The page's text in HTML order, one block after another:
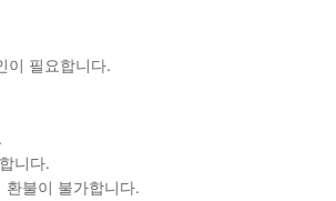
이 필요합니다.
니다.
불이 불가합니다.